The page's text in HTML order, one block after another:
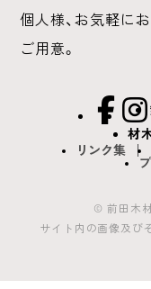
個人様、お気軽に
ご用意。
材
リンク集
© 前田木
サイト内の画像及び